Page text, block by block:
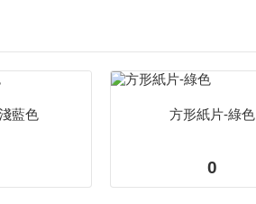
藍色 方形紙片-綠色
0